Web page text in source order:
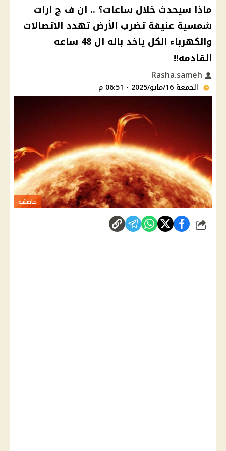
ماذا سيحدث خلال ساعات؟ .. ان ف ج ارات
شمسية عنيفة تضرب الأرض تهدد الاتصالات
والكهرباء الكل ياخد باله ال 48 ساعه
القادمه!!
الجمعة 16/مايو/2025 - 06:51 م
عاصفه
شارك